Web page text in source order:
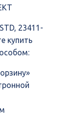
23411-
купить